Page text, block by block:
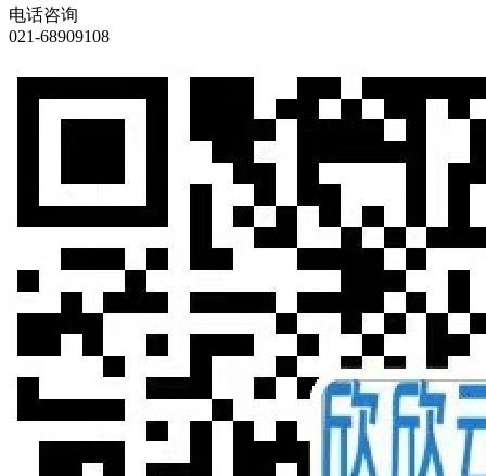
电话咨询
021-68909108